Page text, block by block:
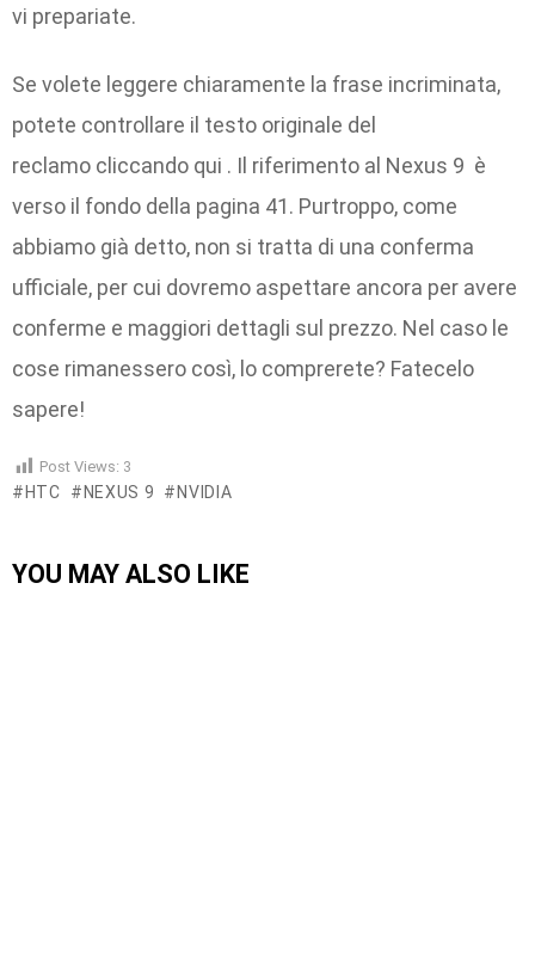
vi prepariate.
Se volete leggere chiaramente la frase incriminata,
potete controllare il testo originale del
reclamo cliccando qui . Il riferimento al Nexus 9 è
verso il fondo della pagina 41. Purtroppo, come
abbiamo già detto, non si tratta di una conferma
ufficiale, per cui dovremo aspettare ancora per avere
conferme e maggiori dettagli sul prezzo. Nel caso le
cose rimanessero così, lo comprerete? Fatecelo
sapere!
Post Views: 3
HTC NEXUS 9 NVIDIA
YOU MAY ALSO LIKE